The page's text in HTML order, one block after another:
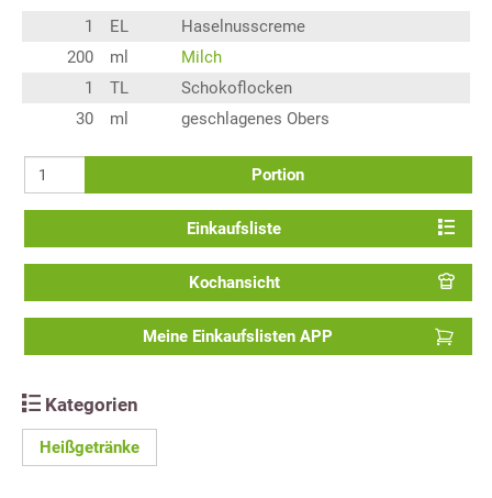
1 EL
Haselnusscreme
200
ml
Milch
1
TL
Schokoflocken
30
ml geschlagenes Obers
Portion
Einkaufsliste
Kochansicht
Meine Einkaufslisten APP
Kategorien
Heißgetränke